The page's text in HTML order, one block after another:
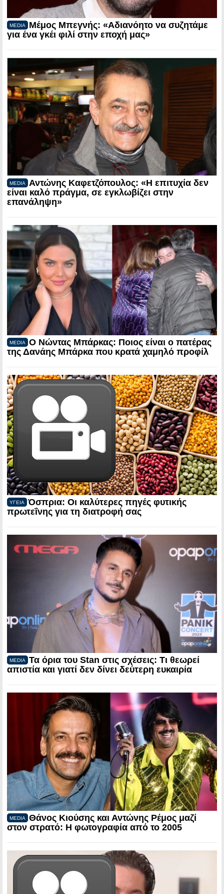
MEDIA
Μέμος Μπεγνής: «Αδιανόητο να συζητάμε
για ένα γκέι φιλί στην εποχή μας»
MEDIA
Αντώνης Καφετζόπουλος: «Η επιτυχία δεν
είναι καλό πράγμα, σε εγκλωβίζει στην
επανάληψη»
MEDIA
Ο Νώντας Μπάρκας: Ποιος είναι ο πατέρας
της Δανάης Μπάρκα που κρατά χαμηλό προφίλ
ΥΓΕΙΑ
Όσπρια: Οι καλύτερες πηγές φυτικής
πρωτεΐνης για τη διατροφή σας
MEDIA
Τα όρια του Stan στις σχέσεις: Τι θεωρεί
απιστία και γιατί δεν δίνει δεύτερη ευκαιρία
MEDIA
Θάνος Κιούσης και Αντώνης Ρέμος μαζί
στον στρατό: Η φωτογραφία από το 2005